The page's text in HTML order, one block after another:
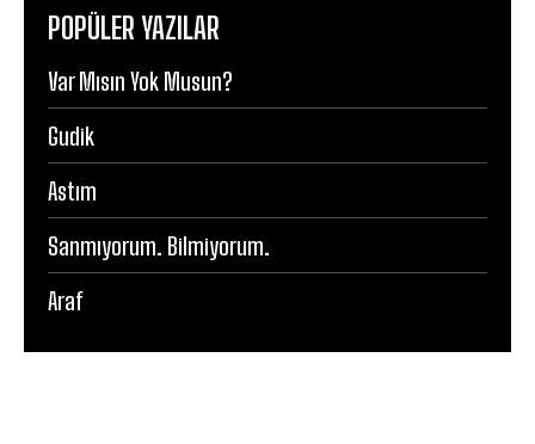
POPÜLER YAZILAR
Var Mısın Yok Musun?
Gudik
Astım
Sanmıyorum. Bilmiyorum.
Araf